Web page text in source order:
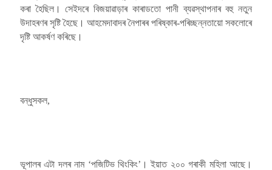
কৰা হৈছিল। সেইদৰে বিজয়াৱাড়াৰ কাৰাডতো পানী ব্যৱস্থাপনাৰ বহু নতুন
উদাহৰণৰ সৃষ্টি হৈছে। আহমেদাবাদৰ নৈপাৰৰ পৰিষ্কাৰ-পৰিচ্ছন্নতায়ো সকলোৰে
দৃষ্টি আকৰ্ষণ কৰিছে।
বন্ধুসকল,
ভূপালৰ এটা দলৰ নাম ‘পজিটিভ থিংকিং’। ইয়াত ২০০ গৰাকী মহিলা আছে।